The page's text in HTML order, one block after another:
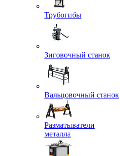
Трубогибы
Зиговочный станок
Вальцовочный станок
Разматыватели
металла